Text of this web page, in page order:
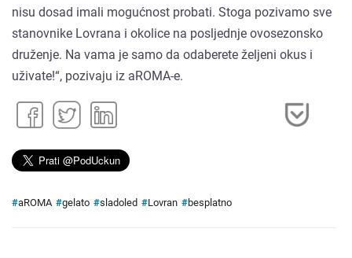
nisu dosad imali mogućnost probati. Stoga pozivamo sve
stanovnike Lovrana i okolice na posljednje ovosezonsko
druženje. Na vama je samo da odaberete željeni okus i
uživate!“, pozivaju iz aROMA-e.
#aROMA #gelato #sladoled #Lovran #besplatno